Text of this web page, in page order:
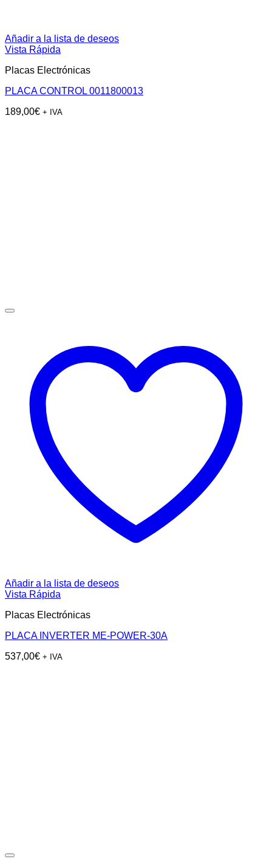
Añadir a la lista de deseos
Vista Rápida
Placas Electrónicas
PLACA CONTROL 0011800013
189,00€ + IVA
Añadir a la lista de deseos
Vista Rápida
Placas Electrónicas
PLACA INVERTER ME-POWER-30A
537,00€ + IVA